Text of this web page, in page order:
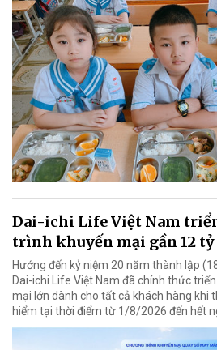
Dai-ichi Life Việt Nam
trình khuyến mại gần 12
Hướng đến kỷ niệm 20 năm thành lập
Dai-ichi Life Việt Nam đã chính thức
mại lớn dành cho tất cả khách hàng khi
hiểm tại thời điểm từ 1/8/2026 đến hết